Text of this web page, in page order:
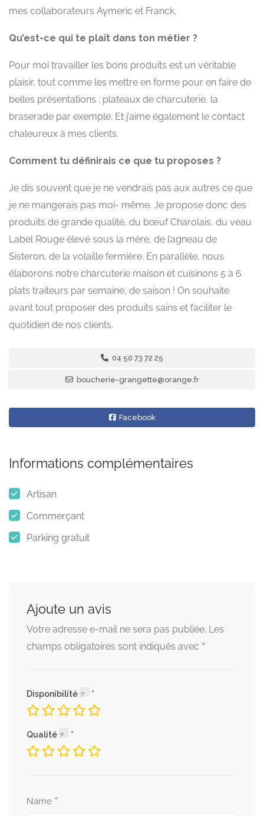
mes collaborateurs Aymeric et Franck.
Qu’est-ce qui te plaît dans ton métier ?
Pour moi travailler les bons produits est un véritable
plaisir, tout comme les mettre en forme pour en faire de
belles présentations : plateaux de charcuterie, la
braserade par exemple. Et j’aime également le contact
chaleureux à mes clients.
Comment tu définirais ce que tu proposes ?
Je dis souvent que je ne vendrais pas aux autres ce que
je ne mangerais pas moi- même. Je propose donc des
produits de grande qualité, du bœuf Charolais, du veau
Label Rouge élevé sous la mère, de l’agneau de
Sisteron, de la volaille fermière. En parallèle, nous
élaborons notre charcuterie maison et cuisinons 5 à 6
plats traiteurs par semaine, de saison ! On souhaite
avant tout proposer des produits sains et faciliter le
quotidien de nos clients.
04 50 73 72 25
boucherie-grangette@orange.fr
Facebook
Informations complémentaires
Artisan
Commerçant
Parking gratuit
Ajoute un avis
Votre adresse e-mail ne sera pas publiée. Les
champs obligatoires sont indiqués avec *
Disponibilité
Qualité
Name *